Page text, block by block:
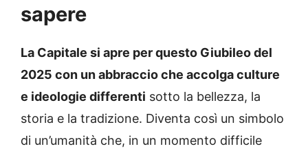
sapere
La Capitale si apre per questo Giubileo del
2025 con un abbraccio che accolga culture
e ideologie differenti sotto la bellezza, la
storia e la tradizione. Diventa così un simbolo
di un’umanità che, in un momento difficile